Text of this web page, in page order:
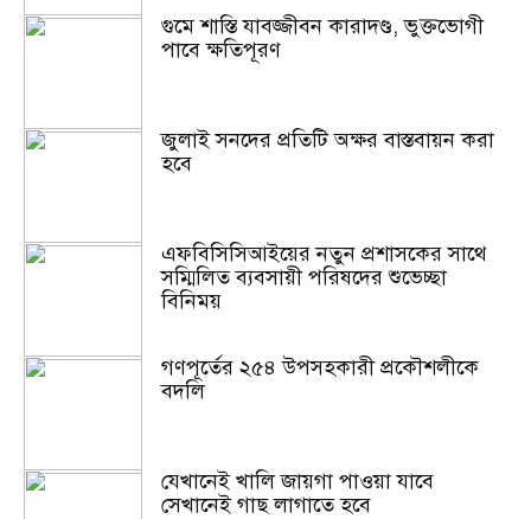
গুমে শাস্তি যাবজ্জীবন কারাদণ্ড, ভুক্তভোগী
পাবে ক্ষতিপূরণ
জুলাই সনদের প্রতিটি অক্ষর বাস্তবায়ন করা
হবে
এফবিসিসিআইয়ের নতুন প্রশাসকের সাথে
সম্মিলিত ব্যবসায়ী পরিষদের শুভেচ্ছা
বিনিময়
গণপূর্তের ২৫৪ উপসহকারী প্রকৌশলীকে
বদলি
যেখানেই খালি জায়গা পাওয়া যাবে
সেখানেই গাছ লাগাতে হবে